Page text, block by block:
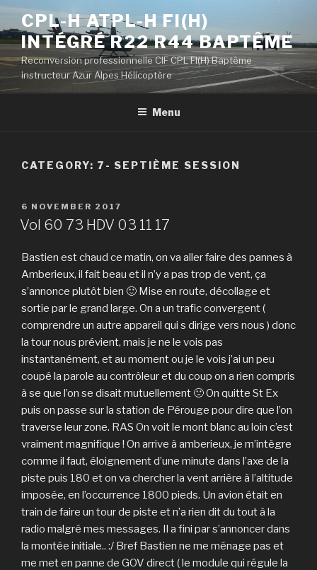
Skip
to
content
CPL-H ATPL-H FI(H)
INTÉGRÉ R22 R44 BAPTÊME
Reconversion professionnelle CIF CPL FI(H) Baptême
instructeur Azur Alpes Hélicoptère
Menu
CATEGORY: 7- SEPTIÈME SESSION
POSTED
ON
6 NOVEMBER 2017
Vol 60 73 HDV 03 11 17
Bastien est chaud ce matin, on va aller faire des pannes à
Amberieux, il fait beau et il n’y a pas trop de vent, ça
s’annonce plutôt bien 🙂 Mise en route, décollage et
sortie par le grand large. On a un trafic convergent (
comprendre un autre appareil qui s dirige vers nous ) donc
la tour nous prévient, mais je ne le vois pas
instantanément, et au moment ou je le vois j’ai un peu
coupé la parole au contrôleur et du coup on a rien compris
à se que l’on se disait mutuellement 🙁 On quitte St Ex
puis on passe sur la station de Pérouge pour dire que l’on
traverse leur zone. RAS On voit le mont blanc au loin c’est
vraiment magnifique ! On arrive à amberieux, je m’intègre
comme il faut, éloignement d’une minute dans l’axe de la
piste puis 180 et on va chercher la vent arrière à l’altitude
imposée, en l’occurrence 1800 pieds. Un avion était en
train de faire un tour de piste et n’a rien dit du tout à la
radio malgré mes messages. Il a fini par s’annoncer dans
la montée initiale.. :/ Bref Bastien ne me ménage pas et
me met en panne de GOV direct ( le module qui régule la